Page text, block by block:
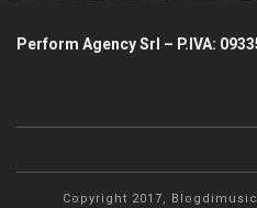
Perform Agency Srl – P.IVA:
Copyright 2017,